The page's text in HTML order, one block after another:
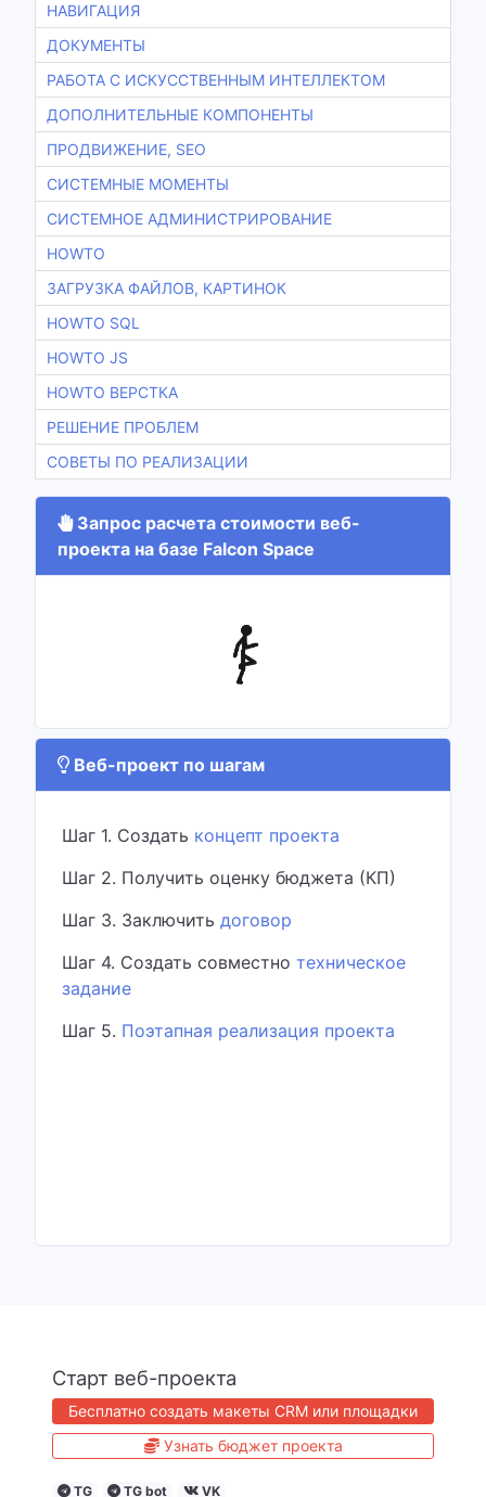
НАВИГАЦИЯ
ДОКУМЕНТЫ
РАБОТА С ИСКУССТВЕННЫМ ИНТЕЛЛЕКТОМ
ДОПОЛНИТЕЛЬНЫЕ КОМПОНЕНТЫ
ПРОДВИЖЕНИЕ, SEO
СИСТЕМНЫЕ МОМЕНТЫ
СИСТЕМНОЕ АДМИНИСТРИРОВАНИЕ
HOWTO
ЗАГРУЗКА ФАЙЛОВ, КАРТИНОК
HOWTO SQL
HOWTO JS
HOWTO ВЕРСТКА
РЕШЕНИЕ ПРОБЛЕМ
СОВЕТЫ ПО РЕАЛИЗАЦИИ
Запрос расчета стоимости веб-
проекта на базе Falcon Space
Веб-проект по шагам
Шаг 1. Создать концепт проекта
Шаг 2. Получить оценку бюджета (КП)
Шаг 3. Заключить договор
Шаг 4. Создать совместно техническое
задание
Шаг 5. Поэтапная реализация проекта
Старт веб-проекта
Бесплатно создать макеты CRM или площадки
Узнать бюджет проекта
TG TG bot VK